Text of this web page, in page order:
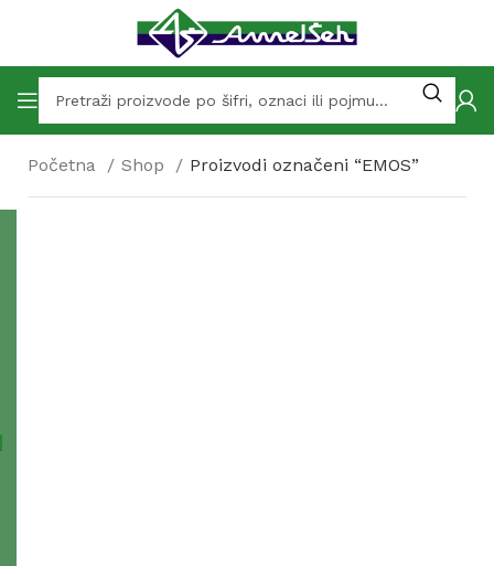
Početna Shop Proizvodi označeni “EMOS”